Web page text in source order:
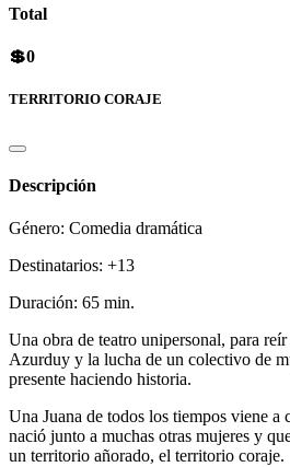
Total
💲0
TERRITORIO CORAJE
Descripción
Género: Comedia dramática
Destinatarios: +13
Duración: 65 min.
Una obra de teatro unipersonal, para
Azurduy y la lucha de un colectivo de
presente haciendo historia.
Una Juana de todos los tiempos viene a
nació junto a muchas otras mujeres y
un territorio añorado, el territorio coraje.